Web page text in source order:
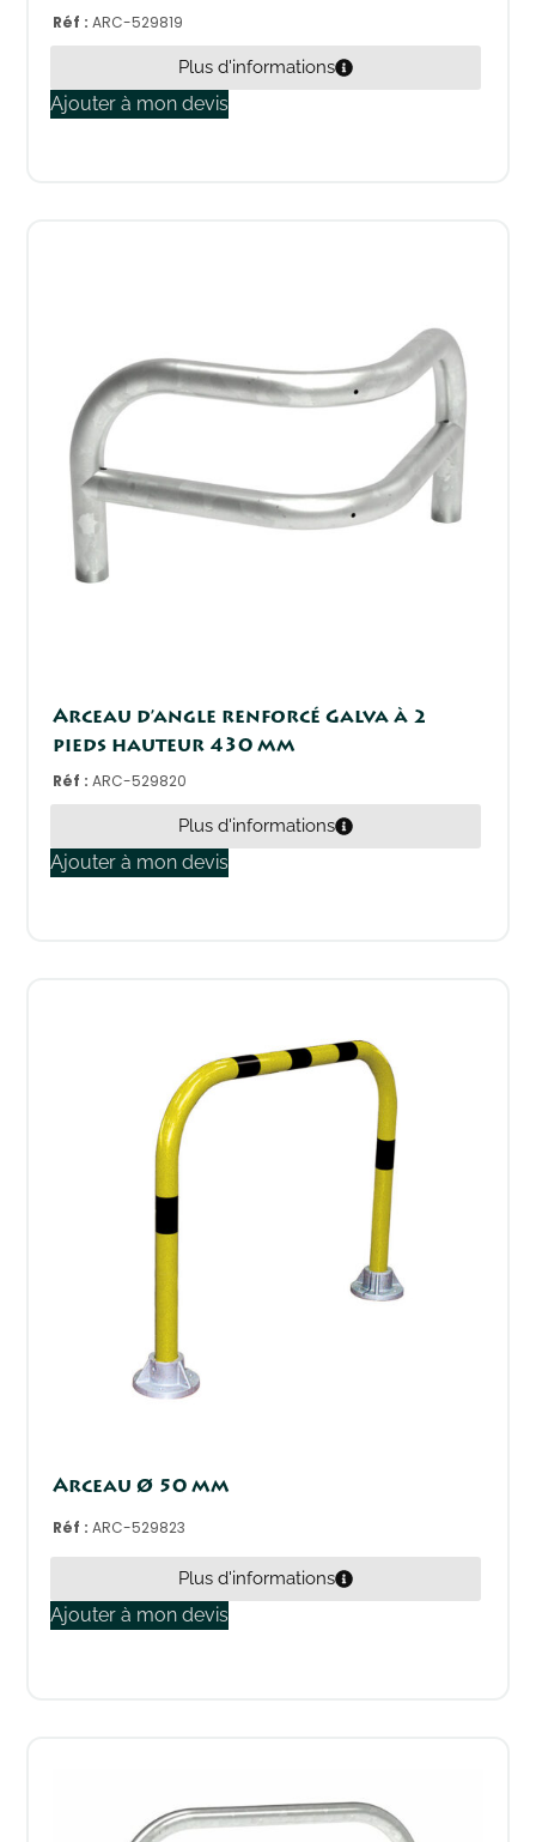
Réf :ARC-529819
Plus d'informations
Ajouter à mon devis
Arceau d’angle renforcé Galva à 2
pieds hauteur 430 mm
Réf :ARC-529820
Plus d'informations
Ajouter à mon devis
Arceau Ø 50 mm
Réf :ARC-529823
Plus d'informations
Ajouter à mon devis